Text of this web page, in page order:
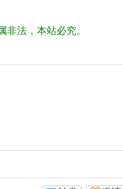
法，本站必究。